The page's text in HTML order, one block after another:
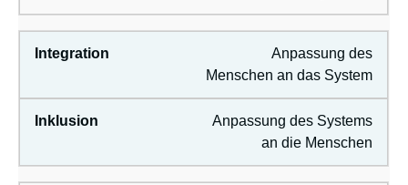
Anpassung des
Menschen an das System
Anpassung des Systems
an die Menschen